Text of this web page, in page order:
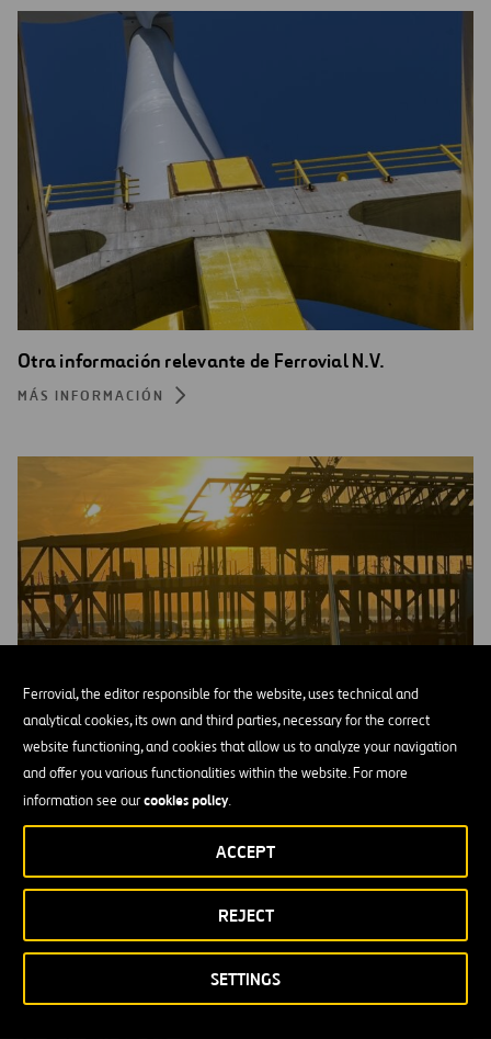
Ferrovial, the editor responsible for the website, uses technical and
analytical cookies, its own and third parties, necessary for the correct
website functioning, and cookies that allow us to analyze your navigation
and offer you various functionalities within the website. For more
information see ourcookies policy.
SETTINGS
REJECT
ACCEPT
Otra información relevante de Ferrovial N.V.
MÁS INFORMACIÓN
SEC Filings